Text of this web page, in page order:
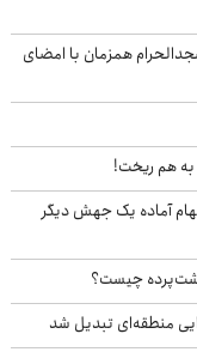
همزمان با امضای
به هم ریخت!
شنبه ۱۷ مرداد ۱۴۰۵/ بازار سهام آماده یک جهش دیگر
منطقه‌ای تبدیل شد